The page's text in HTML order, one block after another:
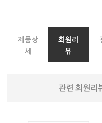
제품상
세
회원리
뷰
관련 회원리